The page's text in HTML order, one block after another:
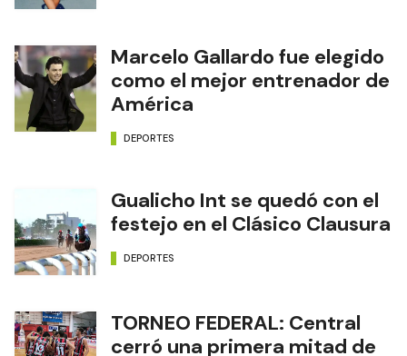
Marcelo Gallardo fue elegido
como el mejor entrenador de
América
DEPORTES
Gualicho Int se quedó con el
festejo en el Clásico Clausura
DEPORTES
TORNEO FEDERAL: Central
cerró una primera mitad de